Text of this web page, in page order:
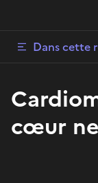
Dans cette
cœur